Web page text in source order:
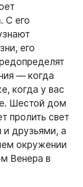
С его
его
— когда
когда у вас
Шестой дом
пролить свет
друзьями, а
окружении
Венера в